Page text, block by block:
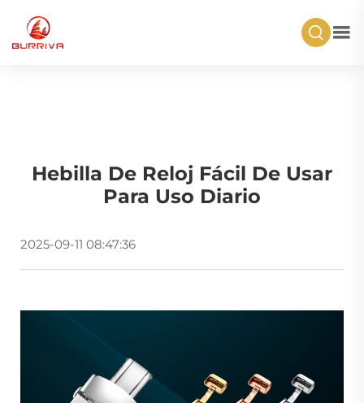
Hebilla De Reloj Fácil De Usar
Para Uso Diario
2025-09-11 08:47:36